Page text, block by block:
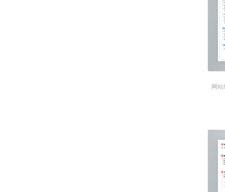
3、参考以往的成功经验案例对比
4、根据拟定好的情绪板进行风格
1、负责与产品和交互设计师交流
网